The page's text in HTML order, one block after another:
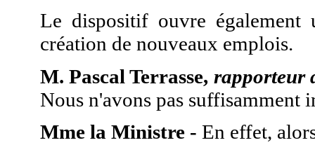
Le dispositif ouvre également
création de nouveaux emplois.
M. Pascal Terrasse, rapporteur
Nous n'avons pas suffisamment
Mme la Ministre - En effet,